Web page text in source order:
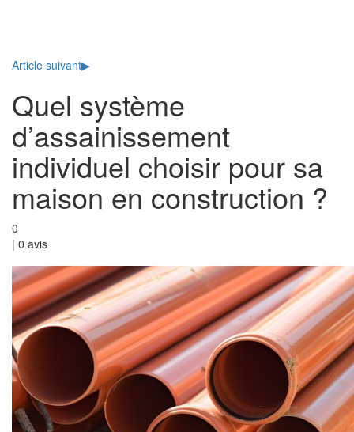
Article suivant▶
Quel système
d’assainissement
individuel choisir pour sa
maison en construction ?
0
| 0 avis